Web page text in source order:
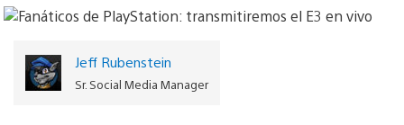
Jeff Rubenstein
Sr. Social Media Manager